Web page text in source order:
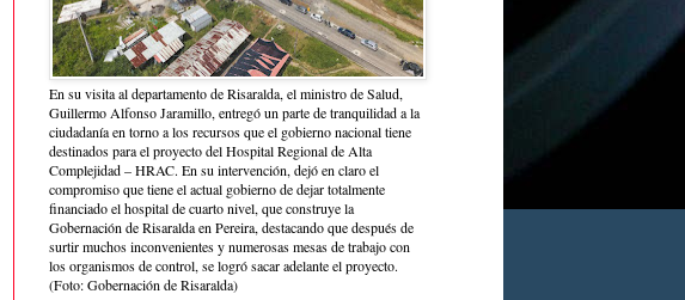
En su visita al departamento de Risaralda, el ministro de Salud,
Guillermo Alfonso Jaramillo, entregó un parte de tranquilidad a la
ciudadanía en torno a los recursos que el gobierno nacional tiene
destinados para el proyecto del Hospital Regional de Alta
Complejidad – HRAC. En su intervención, dejó en claro el
compromiso que tiene el actual gobierno de dejar totalmente
financiado el hospital de cuarto nivel, que construye la
Gobernación de Risaralda en Pereira, destacando que después de
surtir muchos inconvenientes y numerosas mesas de trabajo con
los organismos de control, se logró sacar adelante el proyecto.
(Foto: Gobernación de Risaralda)